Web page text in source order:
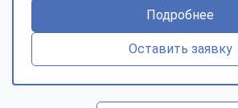
Подробнее
Оставить заявку